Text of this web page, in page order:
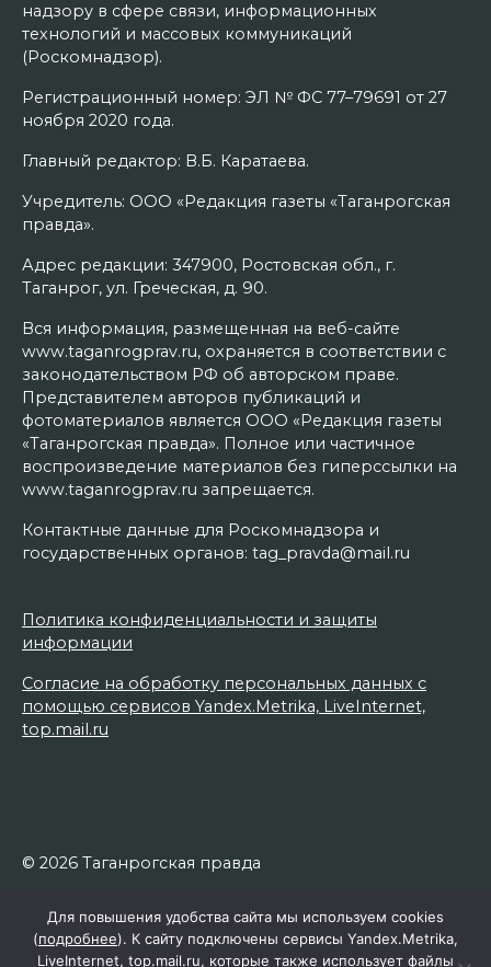
надзору в сфере связи, информационных
технологий и массовых коммуникаций
(Роскомнадзор).
Регистрационный номер: ЭЛ № ФС 77–79691 от 27
ноября 2020 года.
Главный редактор: В.Б. Каратаева.
Учредитель: ООО «Редакция газеты «Таганрогская
правда».
Адрес редакции: 347900, Ростовская обл., г.
Таганрог, ул. Греческая, д. 90.
Вся информация, размещенная на веб-сайте
www.taganrogprav.ru, охраняется в соответствии с
законодательством РФ об авторском праве.
Представителем авторов публикаций и
фотоматериалов является ООО «Редакция газеты
«Таганрогская правда». Полное или частичное
воспроизведение материалов без гиперссылки на
www.taganrogprav.ru запрещается.
Контактные данные для Роскомнадзора и
государственных органов: tag_pravda@mail.ru
Политика конфиденциальности и защиты
информации
Согласие на обработку персональных данных с
помощью сервисов Yandex.Metrika, LiveInternet,
top.mail.ru
© 2026 Таганрогская правда
Для повышения удобства сайта мы используем cookies
(подробнее). К сайту подключены сервисы Yandex.Metrika,
LiveInternet, top.mail.ru, которые также использует файлы